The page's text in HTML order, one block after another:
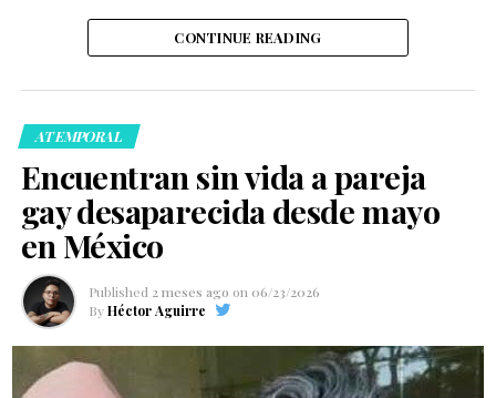
CONTINUE READING
ATEMPORAL
Encuentran sin vida a pareja
gay desaparecida desde mayo
en México
Published 2 meses ago on 06/23/2026
By Héctor Aguirre